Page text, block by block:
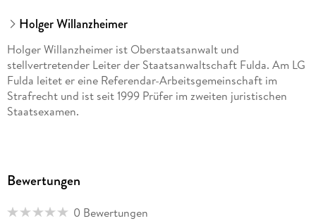
Holger Willanzheimer
Holger Willanzheimer ist Oberstaatsanwalt und
stellvertretender Leiter der Staatsanwaltschaft Fulda. Am LG
Fulda leitet er eine Referendar-Arbeitsgemeinschaft im
Strafrecht und ist seit 1999 Prüfer im zweiten juristischen
Staatsexamen.
Bewertungen
0 Bewertungen